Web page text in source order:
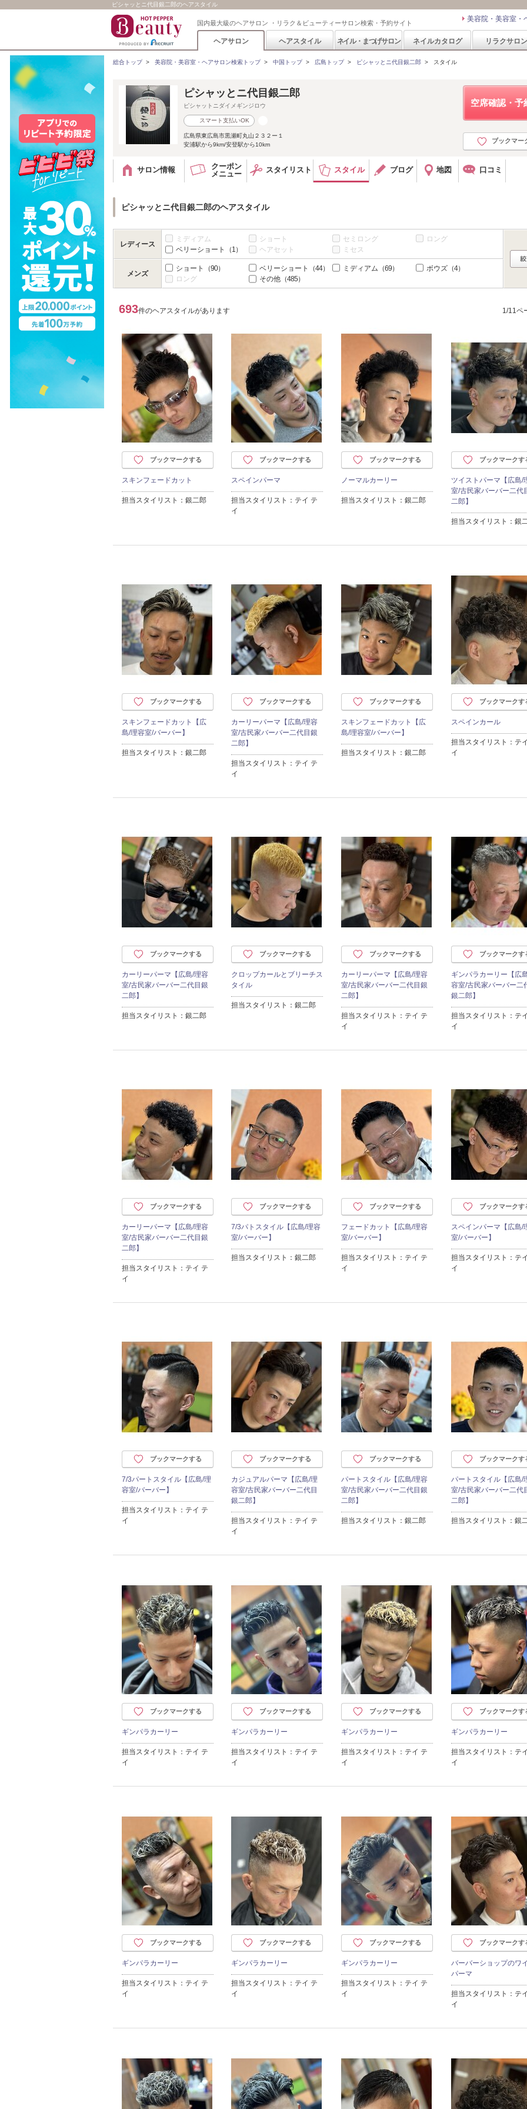
ピシャッとニ代目銀二郎のヘアスタイル
国内最大級のヘアサロン ・リラク＆ビューティーサロン検索・予約サイト 美容院・美容室・
ヘアサロン ヘアスタイル ネイル・まつげサロン ネイルカタログ リラクサロン
総合トップ> 美容院・美容室・ヘアサロン検索トップ> 中国トップ> 広島トップ> ピシャッとニ代目銀二郎 > スタイル
空席確認・予
ブックマー
ピシャッとニ代目銀二郎
ピシャットニダイメギンジロウ
スマート支払いOK
広島県東広島市黒瀬町丸山２３２ー１
安浦駅から9km/安登駅から10km
サロン情報
クーポン
メニュー
スタイリスト スタイル ブログ 地図 口コミ
ピシャッとニ代目銀二郎のヘアスタイル
レディース
ミディアム ショート セミロング
ロング
ベリーショート
（1） ヘアセット ミセス
メンズ
ショート （90） ベリーショート （44） ミディアム （69） ボウズ （4）
ロング
その他 （485）
693件のヘアスタイルがあります 1/11ペ
ブックマークする
スキンフェードカット
担当スタイリスト：銀二郎
ブックマークする
スペインパーマ
担当スタイリスト：テイ テ
イ
ブックマークする
ノーマルカーリー
担当スタイリスト：銀二郎
ブックマークす
ツイストパーマ【広島/
室/古民家バーバー二代
二郎】
担当スタイリスト：銀
ブックマークする
スキンフェードカット【広
島/理容室/バーバー】
担当スタイリスト：銀二郎
ブックマークする
カーリーパーマ【広島/理容
室/古民家バーバー二代目銀
二郎】
担当スタイリスト：テイ テ
イ
ブックマークする
スキンフェードカット【広
島/理容室/バーバー】
担当スタイリスト：銀二郎
ブックマークす
スペインカール
担当スタイリスト：テ
イ
ブックマークする
カーリーパーマ【広島/理容
室/古民家バーバー二代目銀
二郎】
担当スタイリスト：銀二郎
ブックマークする
クロップカールとブリーチス
タイル
担当スタイリスト：銀二郎
ブックマークする
カーリーパーマ【広島/理容
室/古民家バーバー二代目銀
二郎】
担当スタイリスト：テイ テ
イ
ブックマークす
ギンパラカーリー【広
容室/古民家バーバー二
銀二郎】
担当スタイリスト：テ
イ
ブックマークする
カーリーパーマ【広島/理容
室/古民家バーバー二代目銀
二郎】
担当スタイリスト：テイ テ
イ
ブックマークする
7/3パトスタイル【広島/理容
室/バーバー】
担当スタイリスト：銀二郎
ブックマークする
フェードカット【広島/理容
室/バーバー】
担当スタイリスト：テイ テ
イ
ブックマークす
スペインパーマ【広島/
室/バーバー】
担当スタイリスト：テ
イ
ブックマークする
7/3パートスタイル【広島/理
容室/バーバー】
担当スタイリスト：テイ テ
イ
ブックマークする
カジュアルパーマ【広島/理
容室/古民家バーバー二代目
銀二郎】
担当スタイリスト：テイ テ
イ
ブックマークする
パートスタイル【広島/理容
室/古民家バーバー二代目銀
二郎】
担当スタイリスト：銀二郎
ブックマークす
パートスタイル【広島/
室/古民家バーバー二代
二郎】
担当スタイリスト：銀
ブックマークする
ギンパラカーリー
担当スタイリスト：テイ テ
イ
ブックマークする
ギンパラカーリー
担当スタイリスト：テイ テ
イ
ブックマークする
ギンパラカーリー
担当スタイリスト：テイ テ
イ
ブックマークす
ギンパラカーリー
担当スタイリスト：テ
イ
ブックマークする
ギンパラカーリー
担当スタイリスト：テイ テ
イ
ブックマークする
ギンパラカーリー
担当スタイリスト：テイ テ
イ
ブックマークする
ギンパラカーリー
担当スタイリスト：テイ テ
イ
ブックマークす
バーバーショップのワ
パーマ
担当スタイリスト：テ
イ